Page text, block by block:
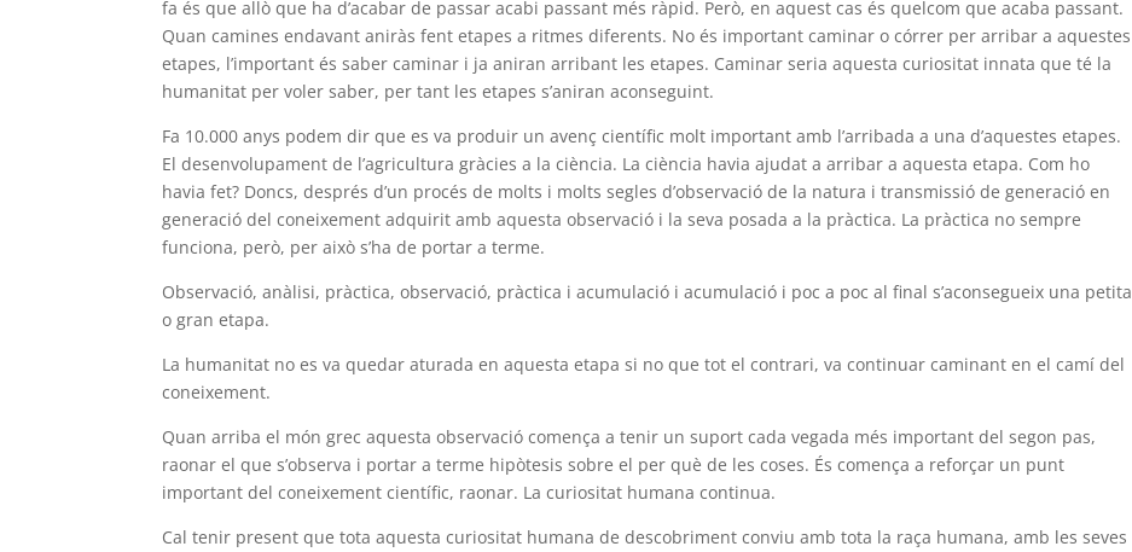
fa és que allò que ha d’acabar de passar acabi passant més ràpid. Però, en aquest cas és quelcom que acaba passant.
Quan camines endavant aniràs fent etapes a ritmes diferents. No és important caminar o córrer per arribar a aquestes
etapes, l’important és saber caminar i ja aniran arribant les etapes. Caminar seria aquesta curiositat innata que té la
humanitat per voler saber, per tant les etapes s’aniran aconseguint.
Fa 10.000 anys podem dir que es va produir un avenç científic molt important amb l’arribada a una d’aquestes etapes.
El desenvolupament de l’agricultura gràcies a la ciència. La ciència havia ajudat a arribar a aquesta etapa. Com ho
havia fet? Doncs, després d’un procés de molts i molts segles d’observació de la natura i transmissió de generació en
generació del coneixement adquirit amb aquesta observació i la seva posada a la pràctica. La pràctica no sempre
funciona, però, per això s’ha de portar a terme.
Observació, anàlisi, pràctica, observació, pràctica i acumulació i acumulació i poc a poc al final s’aconsegueix una petita
o gran etapa.
La humanitat no es va quedar aturada en aquesta etapa si no que tot el contrari, va continuar caminant en el camí del
coneixement.
Quan arriba el món grec aquesta observació comença a tenir un suport cada vegada més important del segon pas,
raonar el que s’observa i portar a terme hipòtesis sobre el per què de les coses. És comença a reforçar un punt
important del coneixement científic, raonar. La curiositat humana continua.
Cal tenir present que tota aquesta curiositat humana de descobriment conviu amb tota la raça humana, amb les seves